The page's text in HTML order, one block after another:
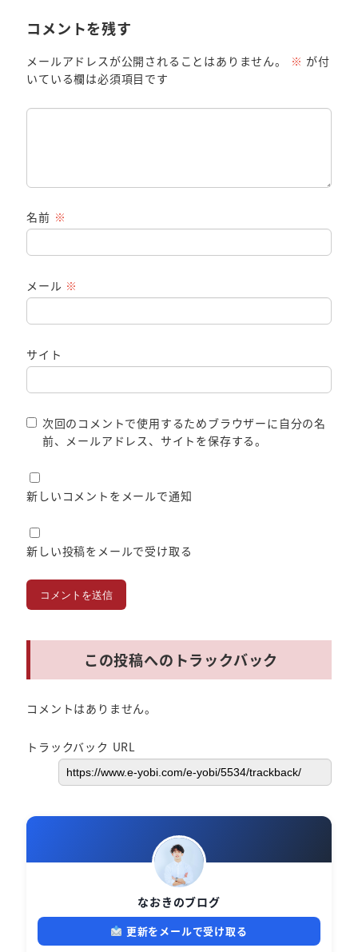
コメントを残す
メールアドレスが公開されることはありません。 ※ が付
いている欄は必須項目です
名前 ※
メール ※
サイト
次回のコメントで使用するためブラウザーに自分の名
前、メールアドレス、サイトを保存する。
新しいコメントをメールで通知
新しい投稿をメールで受け取る
この投稿へのトラックバック
コメントはありません。
トラックバック URL
なおきのブログ
更新をメールで受け取る